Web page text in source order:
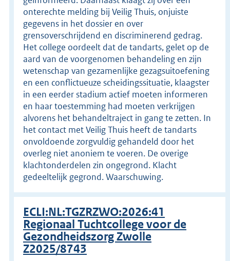
onterechte melding bij Veilig Thuis, onjuiste
gegevens in het dossier en over
grensoverschrijdend en discriminerend gedrag.
Het college oordeelt dat de tandarts, gelet op de
aard van de voorgenomen behandeling en zijn
wetenschap van gezamenlijke gezagsuitoefening
en een conflictueuze scheidingssituatie, klaagster
in een eerder stadium actief moeten informeren
en haar toestemming had moeten verkrijgen
alvorens het behandeltraject in gang te zetten. In
het contact met Veilig Thuis heeft de tandarts
onvoldoende zorgvuldig gehandeld door het
overleg niet anoniem te voeren. De overige
klachtonderdelen zin ongegrond. Klacht
gedeeltelijk gegrond. Waarschuwing.
ECLI:NL:TGZRZWO:2026:41
Regionaal Tuchtcollege voor de
Gezondheidszorg Zwolle
Z2025/8743